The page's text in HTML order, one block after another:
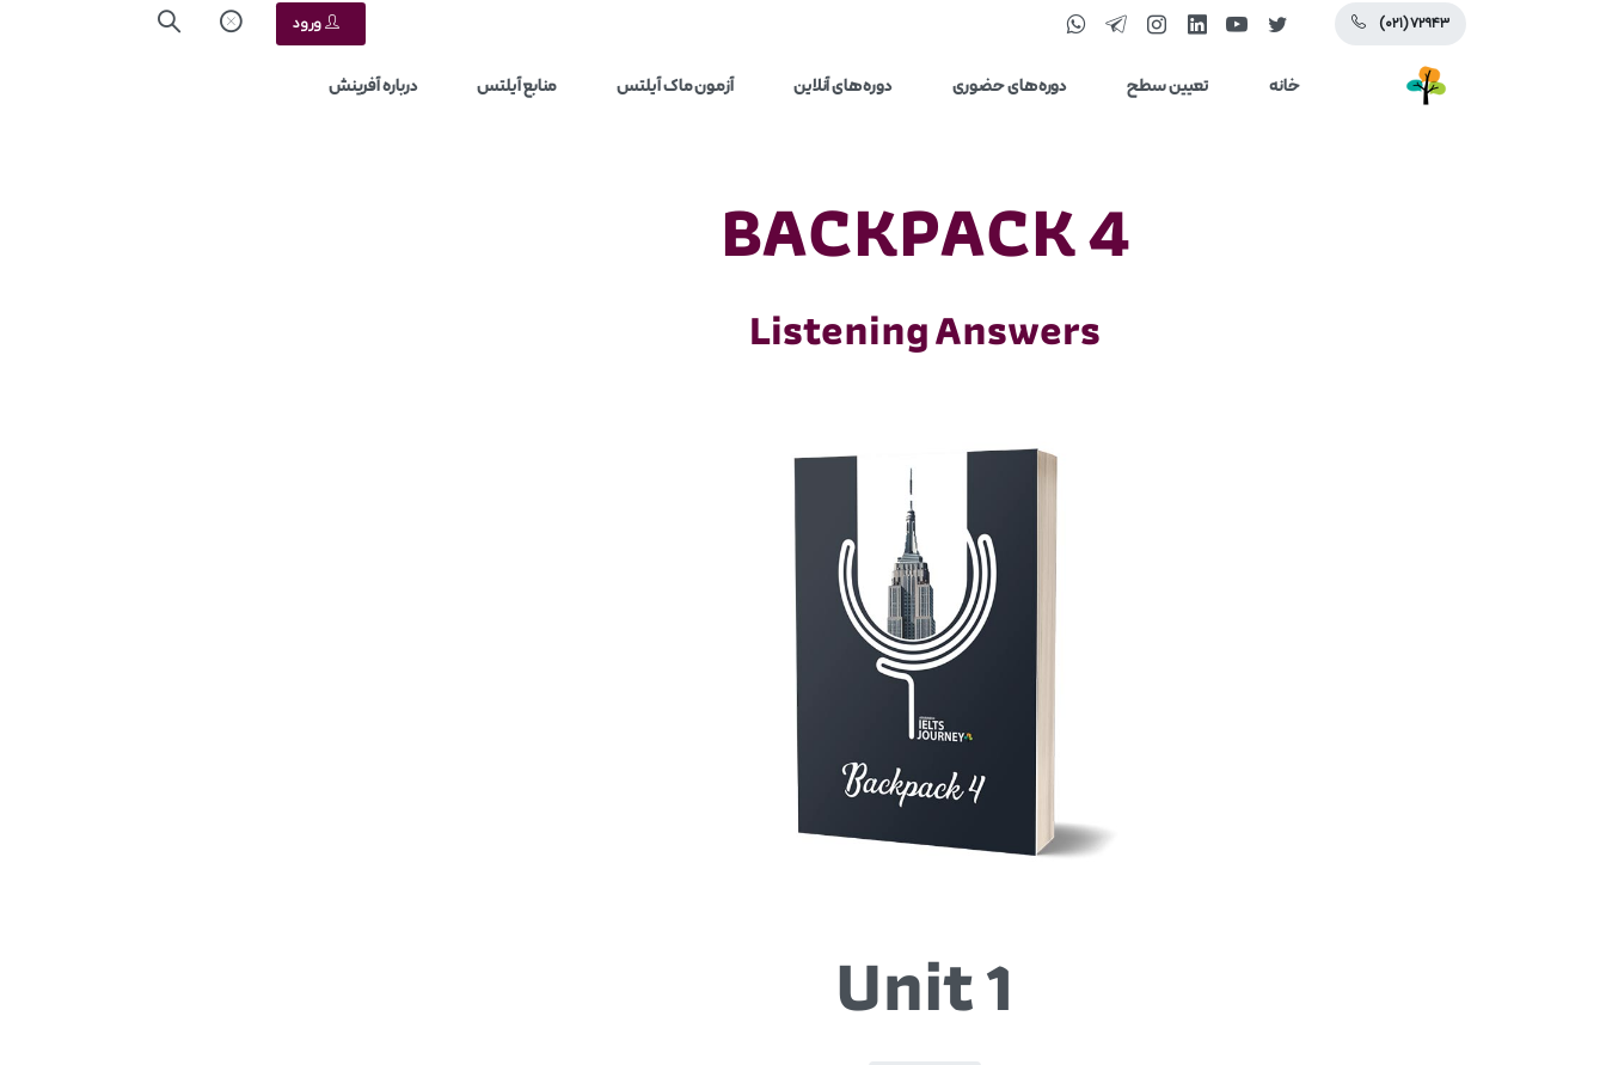
(۰۲۱) ۷۲۹۴۳ ورود
خانه تعیین سطح دوره‌های حضوری دوره‌های آنلاین آزمون ماک آیلتس منابع آیلتس درباره آفرینش
BACKPACK 4
Listening Answers
Unit 1